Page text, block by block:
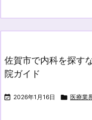
佐賀市で内科を探す
院ガイド
 2026年1月16日  医療業